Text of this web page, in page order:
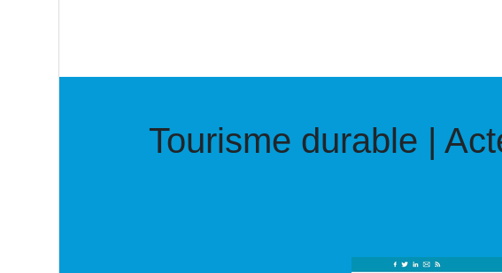
Tourisme durable |